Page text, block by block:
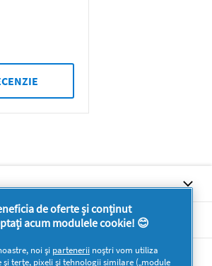
de oferte și conținut
acum modulele cookie! 😊
noi și partenerii noștri vom utiliza
terțe, pixeli și tehnologii similare („module